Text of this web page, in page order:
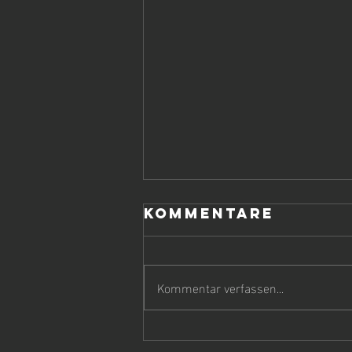
Ehrungen
Kommentare
Kommentar verfassen...